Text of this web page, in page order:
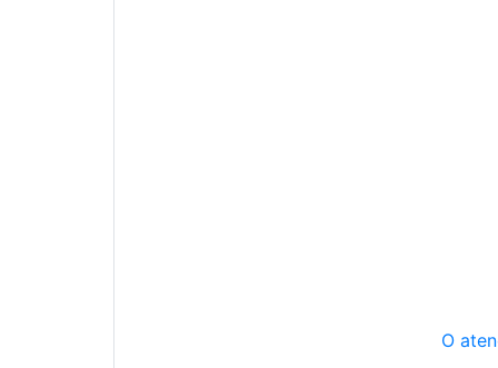
O